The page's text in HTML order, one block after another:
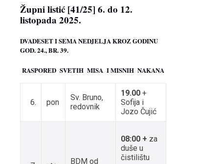
Župni listić [41/25] 6. do 12.
listopada 2025.
DVADESET I SEMA NEDJELJA KROZ GODINU
GOD. 24., BR. 39.
RASPORED SVETIH MISA IMISNIH NAKANA
6. pon
Sv. Bruno,
redovnik
19.00 +
Sofija i
Jozo Čujić
BDM od
08:00 + za
duše u
čistilištu